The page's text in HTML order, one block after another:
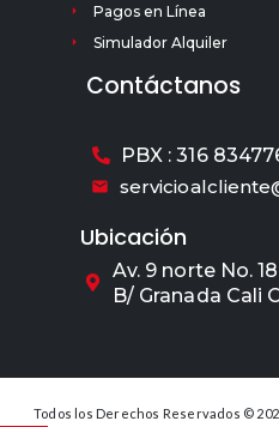
Pagos en Línea
Simulador Alquiler
Contáctanos
PBX : 316
Ubicación
Av. 9 norte No.
B/ Granada Cali
Todos los Derechos Reservados ©